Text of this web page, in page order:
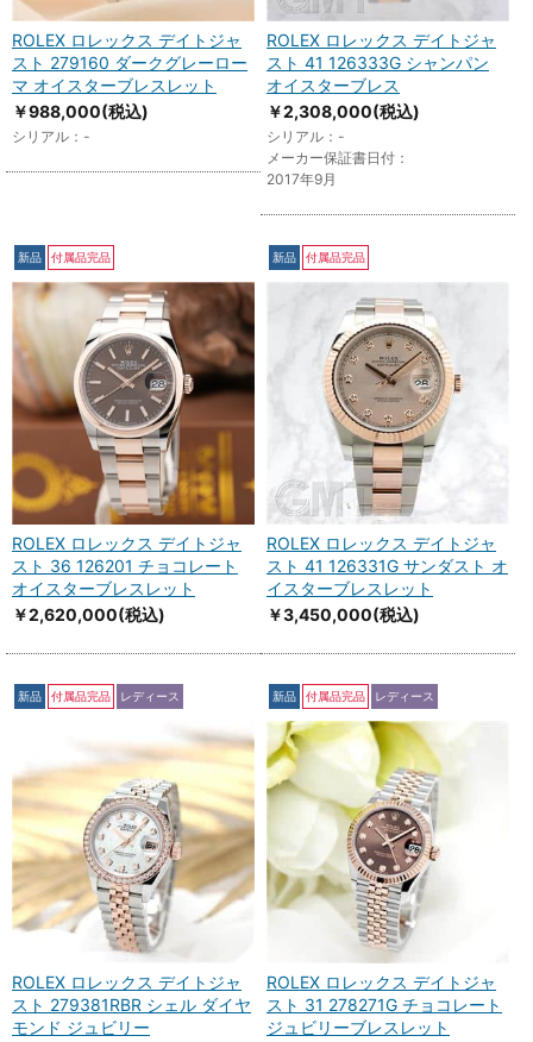
ROLEX ロレックス デイトジャ
スト 279160 ダークグレーロー
マ オイスターブレスレット
￥988,000(税込)
シリアル：-
ROLEX ロレックス デイトジャ
スト 41 126333G シャンパン
オイスターブレス
￥2,308,000(税込)
シリアル：-
メーカー保証書日付：
2017年9月
新品 付属品完品
ROLEX ロレックス デイトジャ
スト 36 126201 チョコレート
オイスターブレスレット
￥2,620,000(税込)
新品 付属品完品
ROLEX ロレックス デイトジャ
スト 41 126331G サンダスト オ
イスターブレスレット
￥3,450,000(税込)
新品 付属品完品 レディース
ROLEX ロレックス デイトジャ
スト 279381RBR シェル ダイヤ
モンド ジュビリー
新品 付属品完品 レディース
ROLEX ロレックス デイトジャ
スト 31 278271G チョコレート
ジュビリーブレスレット